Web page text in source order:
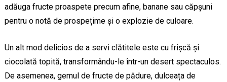
adăuga fructe proaspete precum afine, banane sau căpșuni
pentru o notă de prospețime și o explozie de culoare.
Un alt mod delicios de a servi clătitele este cu frișcă și
ciocolată topită, transformându-le într-un desert spectaculos.
De asemenea, gemul de fructe de pădure, dulceața de